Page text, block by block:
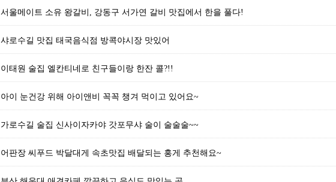
서울메이트 소유 왕갈비, 강동구 서가연 갈비 맛집에서 한을 풀다!
샤로수길 맛집 태국음식점 방콕야시장 맛있어
이태원 술집 엘칸티네로 친구들이랑 한잔 콜?!!
아이 눈건강 위해 아이앤비 꼭꼭 챙겨 먹이고 있어요~
가로수길 술집 신사이자카야 갓포무샤 술이 술술술~~
어판장 씨푸드 박달대게 속초맛집 배달되는 홍게 추천해요~